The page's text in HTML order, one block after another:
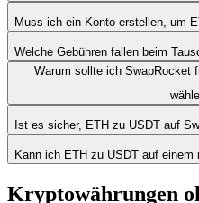
Muss ich ein Konto erstellen, um
Welche Gebühren fallen beim
Warum sollte ich SwapRocket
Ist es sicher, ETH zu USDT auf
Kann ich ETH zu USDT auf einem
Kryptowährungen